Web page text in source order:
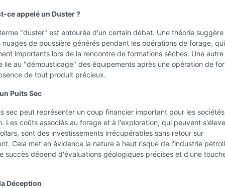
ce appelé un Duster ?
"duster" est entourée d'un certain débat. Une théorie
de poussière générés pendant les opérations de forage,
importants lors de la rencontre de formations sèches. Une autre
lie au "démousticage" des équipements après une opération de
de tout produit précieux.
Puits Sec
sec peut représenter un coup financier important pour les sociétés
Les coûts associés au forage et à l'exploration, qui peuvent
sont des investissements irrécupérables sans retour sur
Cela met en évidence la nature à haut risque de l'industrie
succès dépend d'évaluations géologiques précises et d'une
Déception